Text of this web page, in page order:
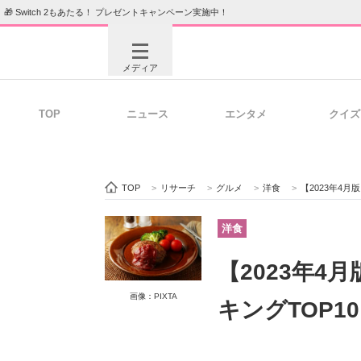
🎁 Switch 2もあたる！ プレゼントキャンペーン実施中！
メディア
ビジネスと働き方のヒント
ITエンジニア向け専門サイト
TOP ニュース エンタメ クイズ
TOP > リサーチ > グルメ > 洋食 > 【2023年4月
画像：PIXTA
洋食
【2023年4
キング